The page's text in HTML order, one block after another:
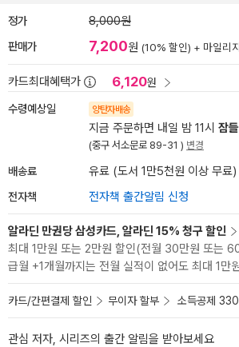
정가 8,000원
판매가 7,200원 (10% 할인) + 마일리
카드최대혜택가 6,120원
수령예상일 양탄자배송
지금 주문하면 내일 밤 11시 잠
(중구 서소문로 89-31 ) 변경
배송료 유료 (도서 1만5천원 이상 무료)
전자책 전자책 출간알림 신청
알라딘 만권당 삼성카드, 알라딘 15% 청구 할인
최대 1만원 또는 2만원 할인(전월 30만원 또는
급월 +1개월까지는 전월 실적이 없어도 최대 1만
카드/간편결제 할인 무이자 할부 소득공제
관심 저자, 시리즈의 출간 알림을 받아보세요